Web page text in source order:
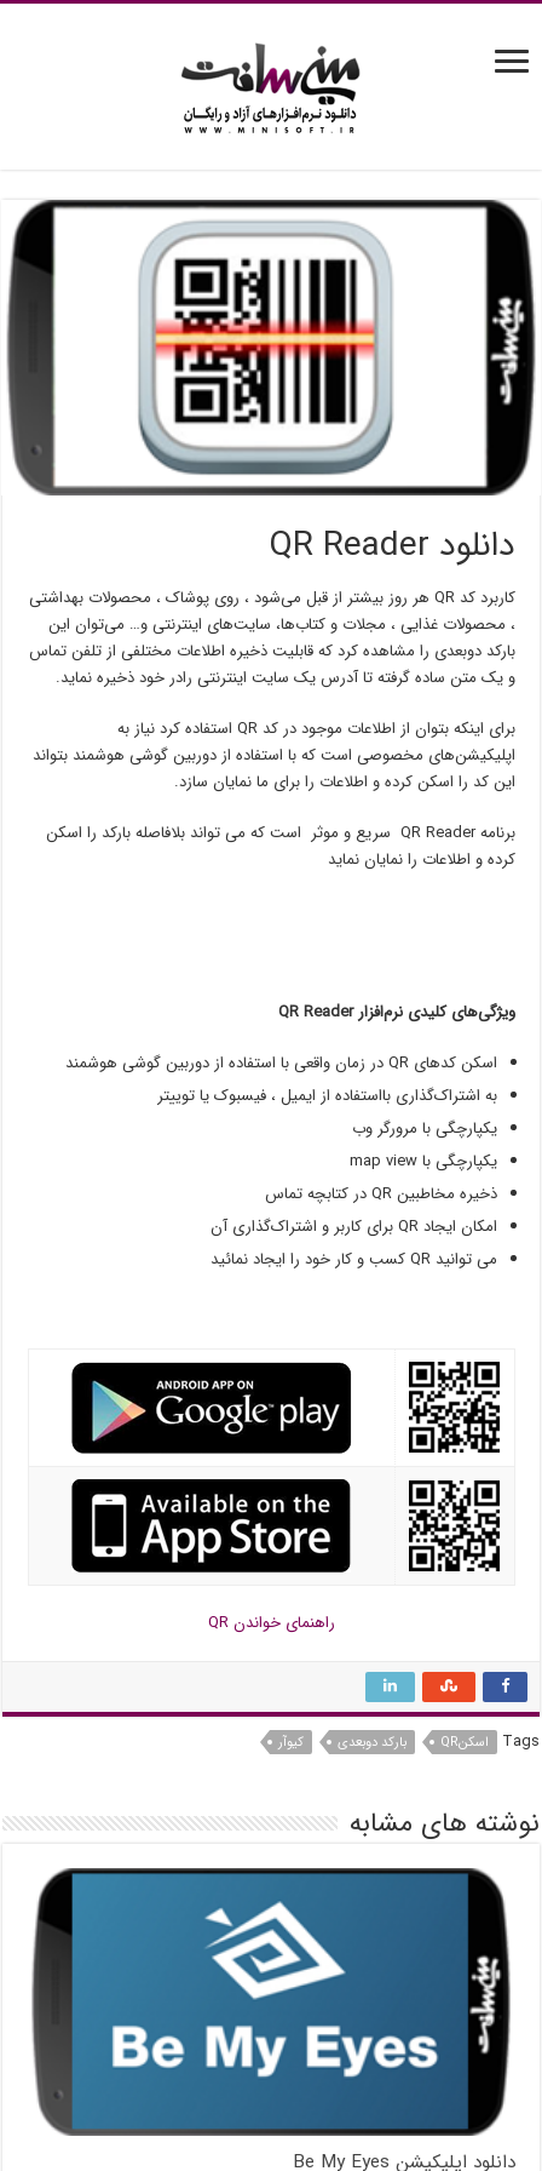
دانلود QR Reader
کاربرد کد QR هر روز بیشتر از قبل می‌شود ، روی پوشاک ، محصولات بهداشتی
، محصولات غذایی ، مجلات و کتاب‌ها، سایت‌های اینترنتی و… می‌توان این
بارکد دوبعدی را مشاهده کرد که قابلیت ذخیره اطلاعات مختلفی از تلفن تماس
و یک متن ساده گرفته تا آدرس یک سایت اینترنتی رادر خود ذخیره نماید.
برای اینکه بتوان از اطلاعات موجود در کد QR استفاده کرد نیاز به
اپلیکیشن‌های مخصوصی است که با استفاده از دوربین گوشی هوشمند بتواند
این کد را اسکن کرده و اطلاعات را برای ما نمایان سازد.
برنامه QR Reader سریع و موثر است که می تواند بلافاصله بارکد را اسکن
کرده و اطلاعات را نمایان نماید
ویژگی‌های کلیدی نرم‌افزار QR Reader
اسکن کدهای QR در زمان واقعی با استفاده از دوربین گوشی هوشمند
به اشتراک‌گذاری بااستفاده از ایمیل ، فیسبوک یا توییتر
یکپارچگی با مرورگر وب
یکپارچگی با map view
ذخیره مخاطبین QR در کتابچه تماس
امکان ایجاد QR برای کاربر و اشتراک‌گذاری آن
می توانید QR کسب و کار خود را ایجاد نمائید
راهنمای خواندن QR
Tags اسکنQR بارکد دوبعدی کیوآر
نوشته های مشابه
دانلود اپلیکیشن Be My Eyes